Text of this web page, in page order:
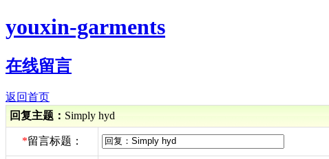
youxin-garments
在线留言
返回首页
回复主题： Simply hyd
*留言标题：